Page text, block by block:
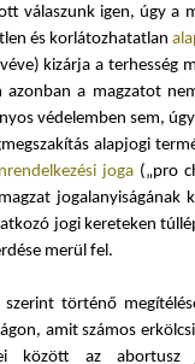
válaszunk igen, úgy a
és korlátozhatatlan
kizárja a terhesség
azonban a magzatot
védelemben sem,
alapjogi
joga(„pro
jogalanyiságának
jogi kereteken
merül fel.
történő
amit számos
között az abortusz